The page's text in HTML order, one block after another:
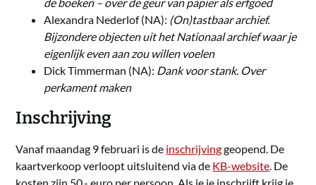
Alexandra Nederlof (NA): (On)tastbaar archief.
Bijzondere objecten uit het Nationaal archief waar je
eigenlijk even aan zou willen voelen
Dick Timmerman (NA): Dank voor stank. Over
perkament maken
Inschrijving
Vanaf maandag 9 februari is de inschrijvinggeopend. De
kaartverkoop verloopt uitsluitend via de KB-website. De